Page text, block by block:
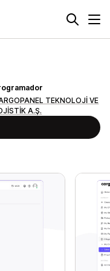
TEKNOLOJİ VE
A.Ş.